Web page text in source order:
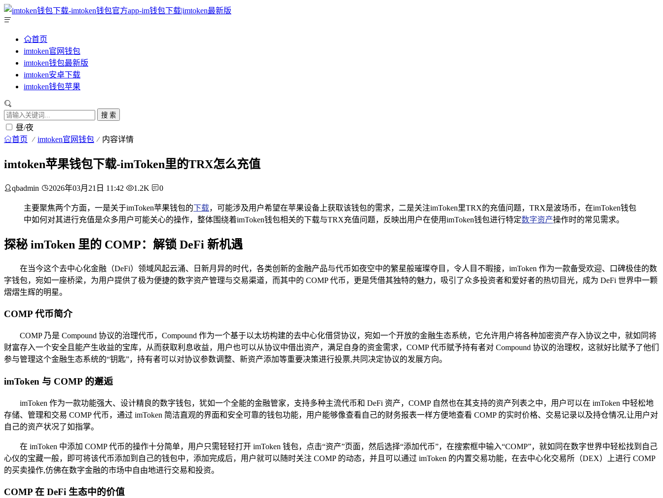
首页
imtoken官网钱包
imtoken钱包最新版
imtoken安卓下载
imtoken钱包苹果
搜 索
昼/夜
首页 imtoken官网钱包 内容详情
imtoken苹果钱包下载-imToken里的TRX怎么充值
qbadmin 2026年03月21日 11:42 1.2K 0
主要聚焦两个方面，一是关于imToken苹果钱包的下载，可能涉及用户希望在苹果设备上获取该钱包的需求，二是关注imToken里TRX的充值问题，TRX是波场币，在imToken钱包
中如何对其进行充值是众多用户可能关心的操作，整体围绕着imToken钱包相关的下载与TRX充值问题，反映出用户在使用imToken钱包进行特定数字资产操作时的常见需求。
探秘 imToken 里的 COMP：解锁 DeFi 新机遇
在当今这个去中心化金融（DeFi）领域风起云涌、日新月异的时代，各类创新的金融产品与代币如夜空中的繁星般璀璨夺目，令人目不暇接，imToken 作为一款备受欢迎、口碑极佳的数
字钱包，宛如一座桥梁，为用户提供了极为便捷的数字资产管理与交易渠道，而其中的 COMP 代币，更是凭借其独特的魅力，吸引了众多投资者和爱好者的热切目光，成为 DeFi 世界中一颗
熠熠生辉的明星。
COMP 代币简介
COMP 乃是 Compound 协议的治理代币，Compound 作为一个基于以太坊构建的去中心化借贷协议，宛如一个开放的金融生态系统，它允许用户将各种加密资产存入协议之中，就如同将
财富存入一个安全且能产生收益的宝库，从而获取利息收益，用户也可以从协议中借出资产，满足自身的资金需求，COMP 代币赋予持有者对 Compound 协议的治理权，这就好比赋予了他们
参与管理这个金融生态系统的“钥匙”，持有者可以对协议参数调整、新资产添加等重要决策进行投票,共同决定协议的发展方向。
imToken 与 COMP 的邂逅
imToken 作为一款功能强大、设计精良的数字钱包，犹如一个全能的金融管家，支持多种主流代币和 DeFi 资产，COMP 自然也在其支持的资产列表之中，用户可以在 imToken 中轻松地
存储、管理和交易 COMP 代币，通过 imToken 简洁直观的界面和安全可靠的钱包功能，用户能够像查看自己的财务报表一样方便地查看 COMP 的实时价格、交易记录以及持仓情况,让用户对
自己的资产状况了如指掌。
在 imToken 中添加 COMP 代币的操作十分简单，用户只需轻轻打开 imToken 钱包，点击“资产”页面，然后选择“添加代币”，在搜索框中输入“COMP”，就如同在数字世界中轻松找到自己
心仪的宝藏一般，即可将该代币添加到自己的钱包中，添加完成后，用户就可以随时关注 COMP 的动态，并且可以通过 imToken 的内置交易功能，在去中心化交易所（DEX）上进行 COMP
的买卖操作,仿佛在数字金融的市场中自由地进行交易和投资。
COMP 在 DeFi 生态中的价值